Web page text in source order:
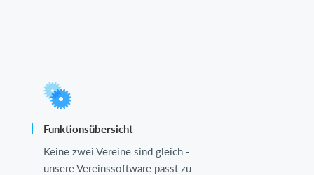
Funktionsübersicht
Keine zwei Vereine sind gleich -
unsere Vereinssoftware passt zu